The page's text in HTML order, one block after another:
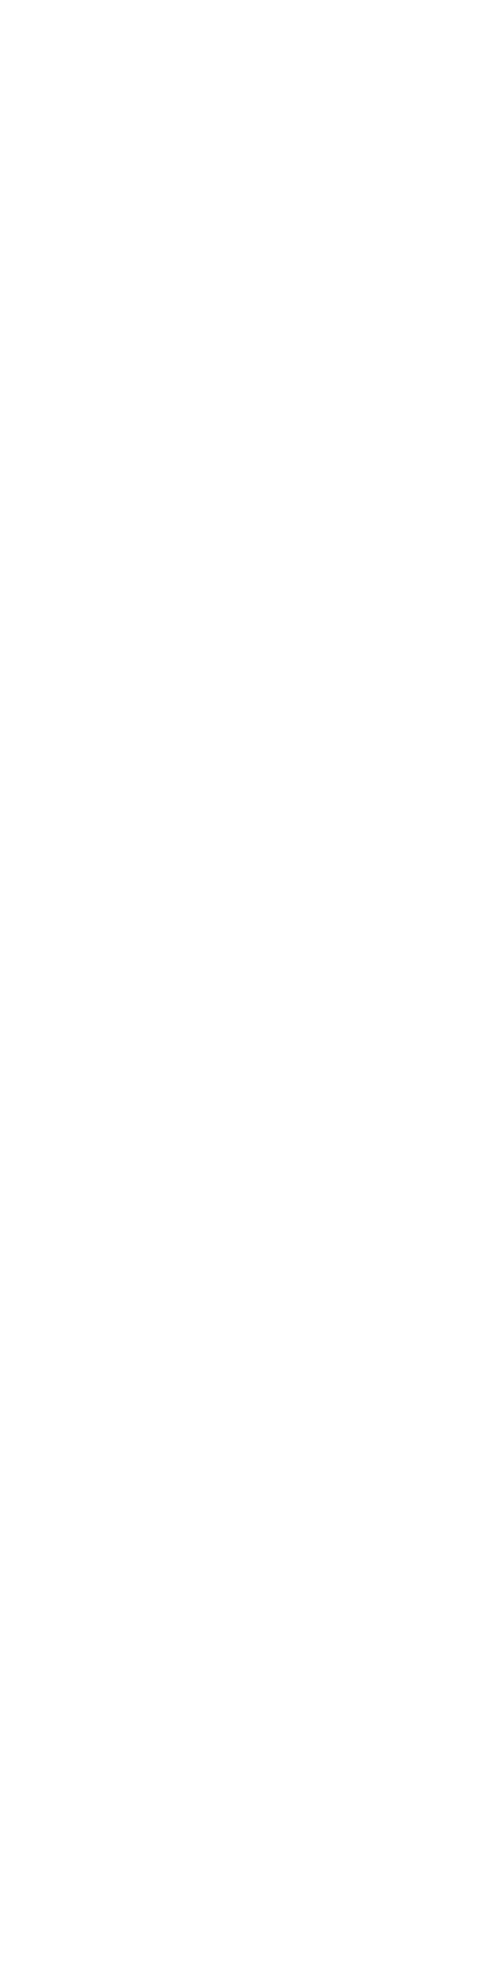
de señal
de Parker Meggitt
2 de diseño con un
frecuencia que suministra una señal
proximidad TQ9xx.
de seguridad funcional con
IQS a través del pin “TEST
configurables
transmisión de señal a larga distancia